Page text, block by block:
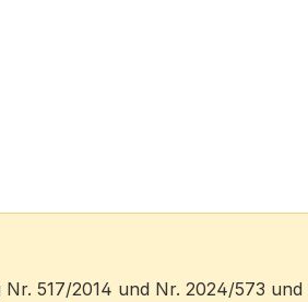
517/2014 und Nr. 2024/573